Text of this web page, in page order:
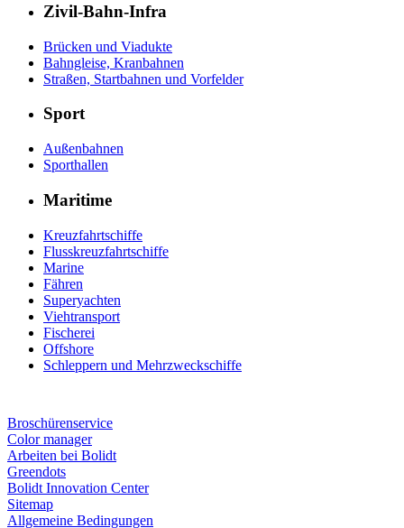
Zivil-Bahn-Infra
Brücken und Viadukte
Bahngleise, Kranbahnen
Straßen, Startbahnen und Vorfelder
Sport
Außenbahnen
Sporthallen
Maritime
Kreuzfahrtschiffe
Flusskreuzfahrtschiffe
Marine
Fähren
Superyachten
Viehtransport
Fischerei
Offshore
Schleppern und Mehrzweckschiffe
Broschürenservice
Color manager
Arbeiten bei Bolidt
Greendots
Bolidt Innovation Center
Sitemap
Allgemeine Bedingungen